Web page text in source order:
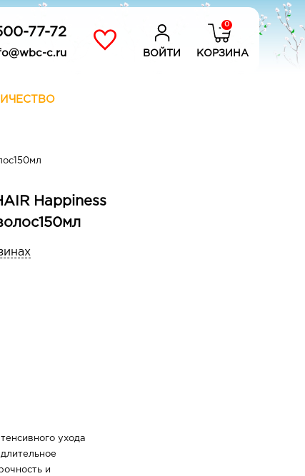
77-72
c.ru ВОЙТИ
0
КОРЗИНА
Happiness
ухода
и